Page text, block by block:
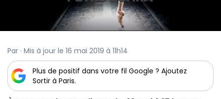
Par · Mis à jour le 16 mai 2019 à 11h14
Plus de positif dans votre fil Google ? Ajoutez
Sortir à Paris.